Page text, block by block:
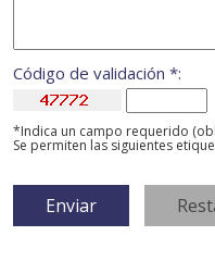
Código de validación *:
*Indica un campo requerido
Se permiten las siguientes